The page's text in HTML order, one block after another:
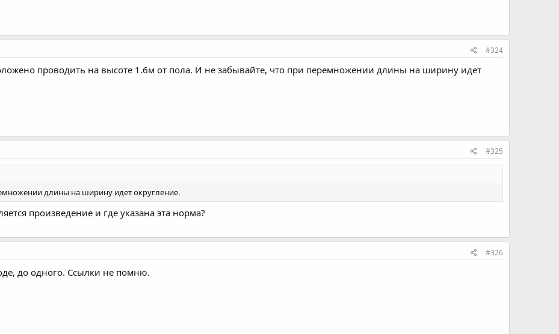
#324
проводить на высоте 1.6м от пола. И не забывайте, что при перемножении длины на ширину идет
#325
длины на ширину идет округление.
произведение и где указана эта норма?
#326
до одного. Ссылки не помню.